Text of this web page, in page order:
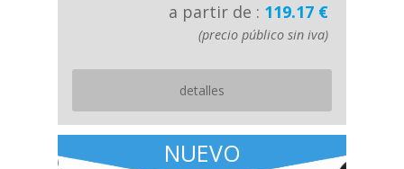
a partir de : 119.17 €
(precio público sin iva)
detalles
NUEVO